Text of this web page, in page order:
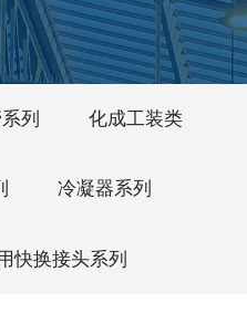
列 化成工装类
冷凝器系列
快换接头系列